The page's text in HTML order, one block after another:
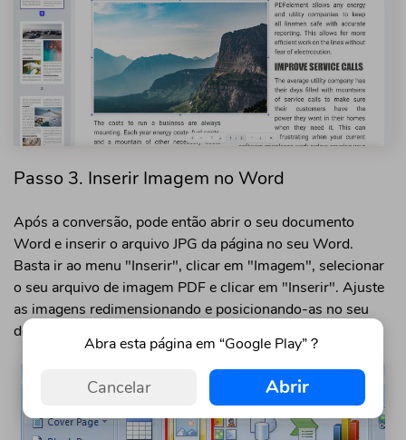
Passo 3. Inserir Imagem no Word
Após a conversão, pode então abrir o seu documento
Word e inserir o arquivo JPG da página no seu Word.
Basta ir ao menu "Inserir", clicar em "Imagem", selecionar
o seu arquivo de imagem PDF e clicar em "Inserir". Ajuste
as imagens redimensionando e posicionando-as no seu
documento.
Abra esta página em “Google Play”？
Cancelar Abrir